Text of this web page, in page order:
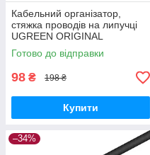
Кабельний організатор,
стяжка проводів на липучці
UGREEN ORIGINAL
Готово до відправки
98 ₴ 198 ₴
Купити
–34%